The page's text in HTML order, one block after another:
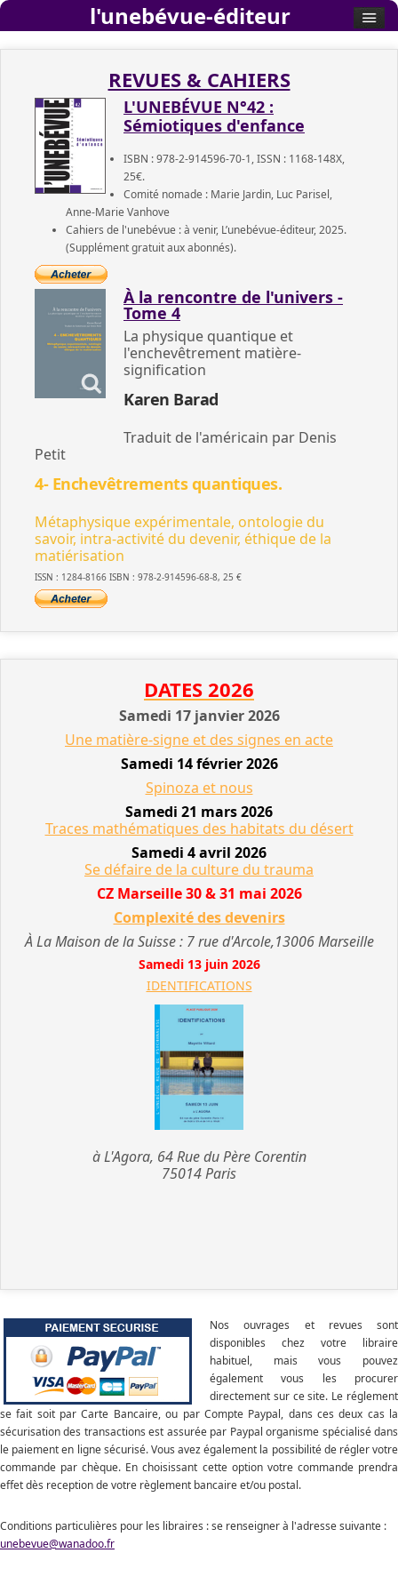
REVUES & CAHIERS
L'UNEBÉVUE N°42 :
Sémiotiques d'enfance
ISBN : 978-2-914596-70-1, ISSN : 1168-148X,
25€.
Comité nomade : Marie Jardin, Luc Parisel,
Anne-Marie Vanhove
Cahiers de l'unebévue : à venir, L’unebévue-éditeur, 2025.
(Supplément gratuit aux abonnés).
À la rencontre de l'univers -
Tome 4
La physique quantique et
l'enchevêtrement matière-
signification
Karen Barad
Traduit de l'américain par Denis
Petit
4- Enchevêtrements quantiques.
Métaphysique expérimentale, ontologie du
savoir, intra-activité du devenir, éthique de la
matiérisation
ISSN : 1284-8166 ISBN : 978-2-914596-68-8, 25 €
DATES 2026
Samedi 17 janvier 2026
Une matière-signe et des signes en acte
Samedi 14 février 2026
Spinoza et nous
Samedi 21 mars 2026
Traces mathématiques des habitats du désert
Samedi 4 avril 2026
Se défaire de la culture du trauma
CZ Marseille 30 & 31 mai 2026
Complexité des devenirs
À La Maison de la Suisse : 7 rue d'Arcole,13006 Marseille
Samedi 13 juin 2026
IDENTIFICATIONS
à L'Agora, 64 Rue du Père Corentin
75014 Paris
Nos ouvrages et revues sont
disponibles chez votre libraire
habituel, mais vous pouvez
également vous les procurer
directement sur ce site. Le réglement
se fait soit par Carte Bancaire, ou par Compte Paypal, dans ces deux cas la
sécurisation des transactions est assurée par Paypal organisme spécialisé dans
le paiement en ligne sécurisé. Vous avez également la possibilité de régler votre
commande par chèque. En choisissant cette option votre commande prendra
effet dès reception de votre règlement bancaire et/ou postal.
Conditions particulières pour les libraires : se renseigner à l'adresse suivante :
unebevue@wanadoo.fr
l'unebévue-éditeur